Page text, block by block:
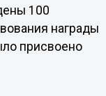
100
награды
присвоено